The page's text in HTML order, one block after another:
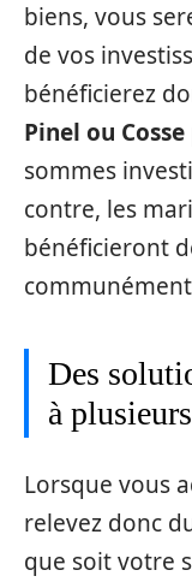
biens, vous
de vos
bénéficierez
Pinel ou Cosse
sommes
contre, les
bénéficieront
Des
à plusieurs
Lorsque vous
relevez donc
que soit votre